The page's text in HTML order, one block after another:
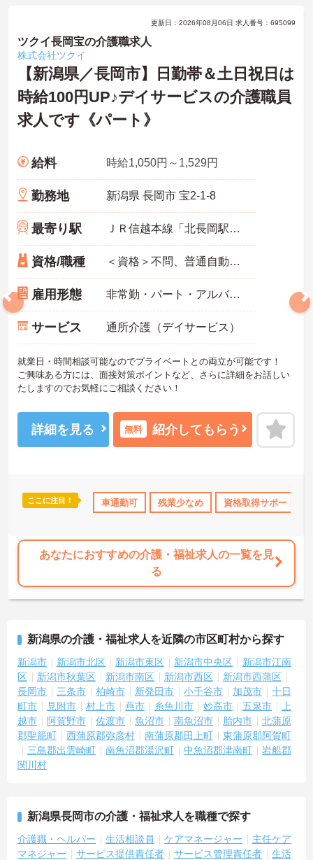
年間休日110日以上 資格取得サポート 研修制度あり
更新日：2026年08月06日 求人番号：695099
ツクイ長岡宝の介護職求人
株式会社ツクイ
【新潟県／長岡市】日勤帯＆土日祝日は
時給100円UP♪デイサービスの介護職員
求人です《パート》
給料 時給1,050円～1,529円
勤務地 新潟県 長岡市 宝2-1-8
最寄り駅 ＪＲ信越本線「北長岡駅」バス・車4分
資格/職種 ＜資格＞不問、普通自動車運転免許(AT限定可) 必須、介護職員初任者研修(旧ヘルパー2級)以上 歓迎 ＜経験＞不問
雇用形態 非常勤・パート・アルバイト
サービス 通所介護（デイサービス）
就業日・時間相談可能なのでプライベートとの両立が可能です！
ご興味ある方には、面接対策ポイントなど、さらに詳細をお話しい
たしますのでお気軽にご相談ください！
詳細を見る 無料 紹介してもらう
ここに注目！ 車通勤可 残業少なめ 資格取得サポート
あなたにおすすめの介護・福祉求人の一覧を見
る
新潟県の介護・福祉求人を近隣の市区町村から探す
新潟市 新潟市北区 新潟市東区 新潟市中央区
新潟市江南
区
新潟市秋葉区 新潟市南区 新潟市西区
新潟市西蒲区
長岡市
三条市 柏崎市 新発田市 小千谷市 加茂市
十日
町市
見附市 村上市 燕市 糸魚川市 妙高市 五泉市
上
越市
阿賀野市 佐渡市 魚沼市 南魚沼市 胎内市
北蒲原
郡聖籠町
西蒲原郡弥彦村 南蒲原郡田上町
東蒲原郡阿賀町
三島郡出雲崎町
南魚沼郡湯沢町 中魚沼郡津南町
岩船郡
関川村
新潟県長岡市の介護・福祉求人を職種で探す
介護職・ヘルパー 生活相談員 ケアマネージャー
主任ケア
マネジャー
サービス提供責任者 サービス管理責任者
生活